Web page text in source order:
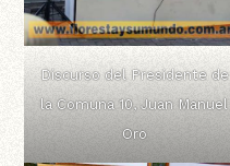
Discurso del Presidente de
la Comuna 10, Juan Manuel
Oro